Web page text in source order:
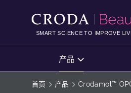
CONTENTSMART SCIENCE TO IMPROVE
产品
首页 产品 Crodamol™